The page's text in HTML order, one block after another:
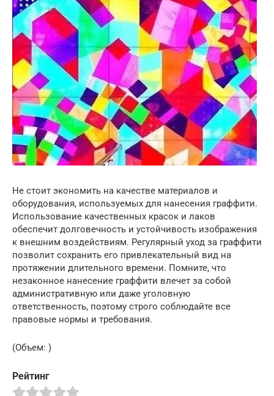
Не стоит экономить на качестве материалов и
оборудования, используемых для нанесения граффити.
Использование качественных красок и лаков
обеспечит долговечность и устойчивость изображения
к внешним воздействиям. Регулярный уход за граффити
позволит сохранить его привлекательный вид на
протяжении длительного времени. Помните, что
незаконное нанесение граффити влечет за собой
административную или даже уголовную
ответственность, поэтому строго соблюдайте все
правовые нормы и требования.
(Объем: )
Рейтинг